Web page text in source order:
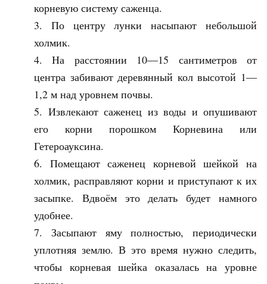
корневую систему саженца.
По центру лунки насыпают небольшой
холмик.
На расстоянии 10—15 сантиметров от
центра забивают деревянный кол высотой 1—
1,2 м над уровнем почвы.
Извлекают саженец из воды и опушивают
его корни порошком Корневина или
Гетероауксина.
Помещают саженец корневой шейкой на
холмик, расправляют корни и приступают к их
засыпке. Вдвоём это делать будет намного
удобнее.
Засыпают яму полностью, периодически
уплотняя землю. В это время нужно следить,
чтобы корневая шейка оказалась на уровне